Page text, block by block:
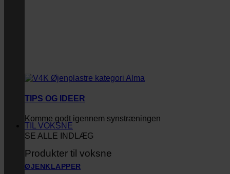
TIPS OG IDEER
Komme godt igennem synstræningen
SE ALLE INDLÆG
TIL VOKSNE
Produkter til voksne
ØJENKLAPPER